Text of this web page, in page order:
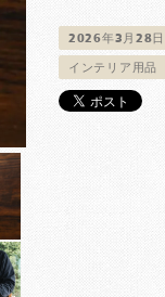
2026年3月28
インテリア用品